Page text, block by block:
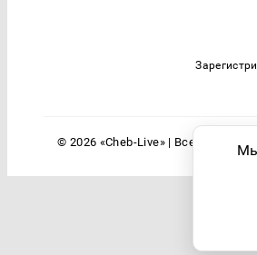
© 2026 «Cheb-Live» | Все права